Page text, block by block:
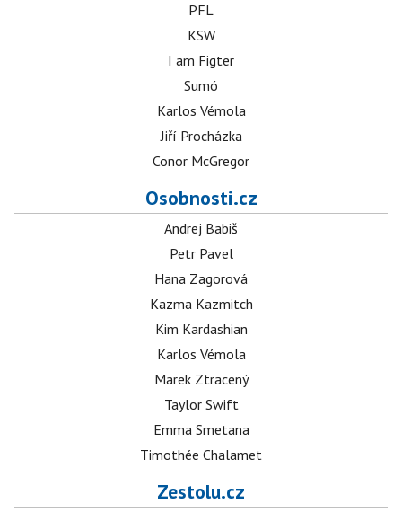
PFL
KSW
I am Figter
Sumó
Karlos Vémola
Jiří Procházka
Conor McGregor
Osobnosti.cz
Andrej Babiš
Petr Pavel
Hana Zagorová
Kazma Kazmitch
Kim Kardashian
Karlos Vémola
Marek Ztracený
Taylor Swift
Emma Smetana
Timothée Chalamet
Zestolu.cz